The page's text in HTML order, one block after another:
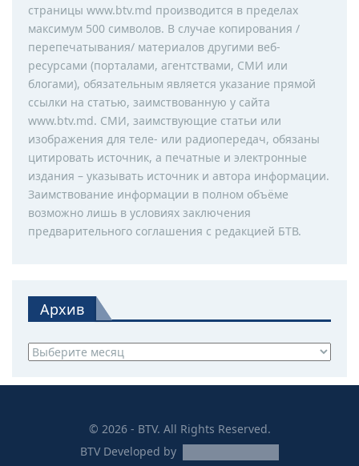
страницы www.btv.md производится в пределах
максимум 500 символов. В случае копирования /
перепечатывания/ материалов другими веб-
ресурсами (порталами, агентствами, СМИ или
блогами), обязательным является указание прямой
ссылки на статью, заимствованную у сайта
www.btv.md. СМИ, заимствующие статьи или
изображения для теле- или радиопередач, обязаны
цитировать источник, а печатные и электронные
издания – указывать источник и автора информации.
Заимствование информации в полном объёме
возможно лишь в условиях заключения
предварительного соглашения с редакцией БТВ.
Архив
Архив
© 2026 - BTV. All Rights Reserved.
BTVDeveloped by